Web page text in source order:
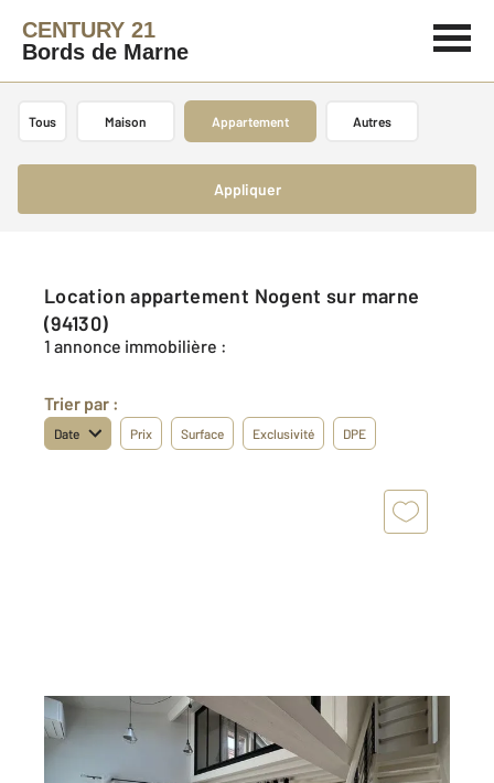
CENTURY 21
Bords de Marne
Tous Maison Appartement Autres
Appliquer
Location appartement Nogent sur marne
(94130)
1 annonce immobilière :
Trier par :
Date Prix Surface Exclusivité DPE
NOGENT SUR MARNE 94
, 3 pièces